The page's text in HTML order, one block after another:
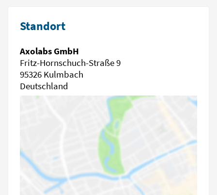
Standort
Axolabs GmbH
Fritz-Hornschuch-Straße 9
95326 Kulmbach
Deutschland